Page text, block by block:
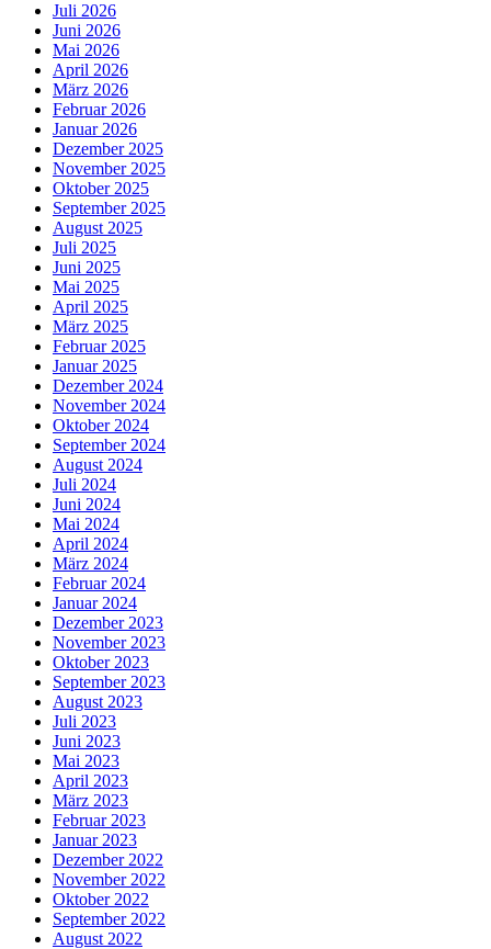
Juli 2026
Juni 2026
Mai 2026
April 2026
März 2026
Februar 2026
Januar 2026
Dezember 2025
November 2025
Oktober 2025
September 2025
August 2025
Juli 2025
Juni 2025
Mai 2025
April 2025
März 2025
Februar 2025
Januar 2025
Dezember 2024
November 2024
Oktober 2024
September 2024
August 2024
Juli 2024
Juni 2024
Mai 2024
April 2024
März 2024
Februar 2024
Januar 2024
Dezember 2023
November 2023
Oktober 2023
September 2023
August 2023
Juli 2023
Juni 2023
Mai 2023
April 2023
März 2023
Februar 2023
Januar 2023
Dezember 2022
November 2022
Oktober 2022
September 2022
August 2022